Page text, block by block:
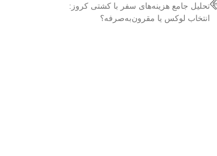
تحلیل جامع هزینه‌های سفر با کشتی کروز:
انتخاب لوکس یا مقرون‌به‌صرفه؟